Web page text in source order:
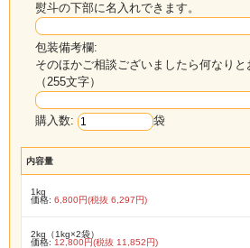
3ｋｇ・5ｋｇ・10ｋｇのおま
です。
＊カートに必要数を入れてい
示されます。
＊2024年6月より業務用だし
なっております。ご確認の受
＊大変お買い得な切り落とし
い。
熨斗の下部に名入れできます。
包装備考欄:
そのほかご相談ございましたら何なりと
（255文字）
購入数: 袋
内容量
1kg
価格: 6,800円(税抜 6,297円)
2kg（1kg×2袋）
価格:12,800円(税抜 11,852円)